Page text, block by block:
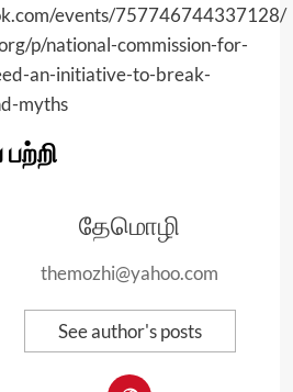
events/757746744337128/
p/national-commission-for-
an-initiative-to-break-
myths
தேமொழி
themozhi@yahoo.com
See author's posts